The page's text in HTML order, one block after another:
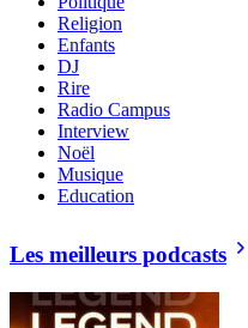
Religion
Enfants
DJ
Rire
Radio Campus
Interview
Noël
Musique
Education
Les meilleurs podcasts